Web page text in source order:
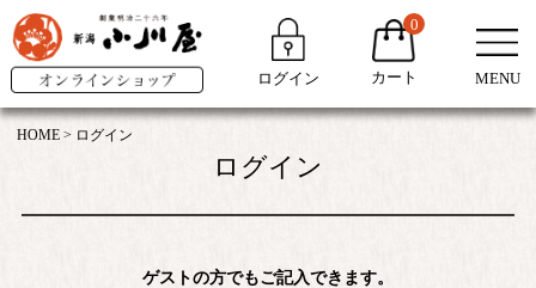
ログイン
0
カート MENU
HOME ログイン
ログイン
ゲストの方でもご記入できます。